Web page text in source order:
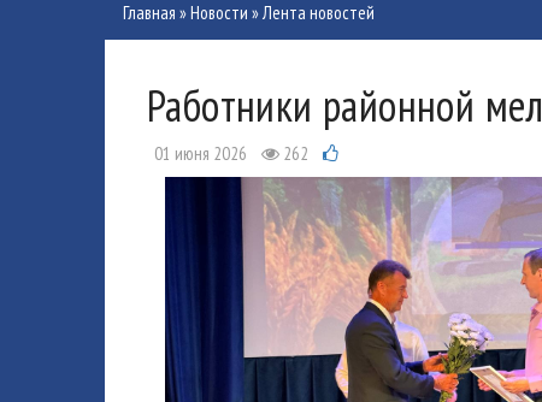
Главная »Новости »Лента новостей
Работники районной
01 июня 2026 262